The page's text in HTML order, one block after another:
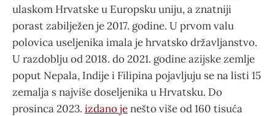
ulaskom Hrvatske u Europsku uniju, a znatniji
porast zabilježen je 2017. godine. U prvom valu
polovica useljenika imala je hrvatsko državljanstvo.
U razdoblju od 2018. do 2021. godine azijske zemlje
poput Nepala, Indije i Filipina pojavljuju se na listi 15
zemalja s najviše doseljenika u Hrvatsku. Do
prosinca 2023. izdano jenešto više od 160 tisuća